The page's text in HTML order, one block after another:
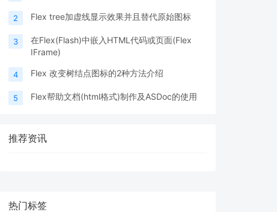
2 Flex tree加虚线显示效果并且替代原始图标
3
在Flex(Flash)中嵌入HTML代码或页面(Flex
IFrame)
4 Flex 改变树结点图标的2种方法介绍
5 Flex帮助文档(html格式)制作及ASDoc的使用
推荐资讯
热门标签